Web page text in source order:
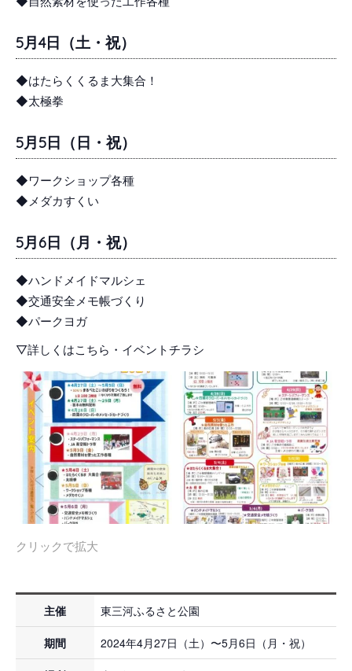
5月4日（土・祝）
◆はたらくくるま大集合！
◆太極拳
5月5日（日・祝）
◆ワークショップ各種
◆メダカすくい
5月6日（月・祝）
◆ハンドメイドマルシェ
◆交通安全メモ帳づくり
◆パークヨガ
▽詳しくはこちら・イベントチラシ
クリックで拡大
主催 東三河ふるさと公園
期間 2024年4月27日（土）〜5月6日（月・祝）